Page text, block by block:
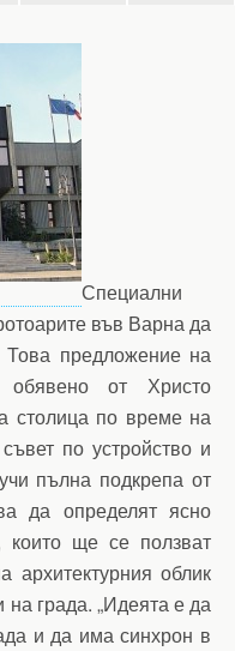
Специални
във Варна да
Това предложение на
обявено от Христо
столица по време на
по устройство и
пълна подкрепа от
да определят ясно
които ще се ползват
архитектурния облик
на града. „Идеята е да
и да има синхрон в